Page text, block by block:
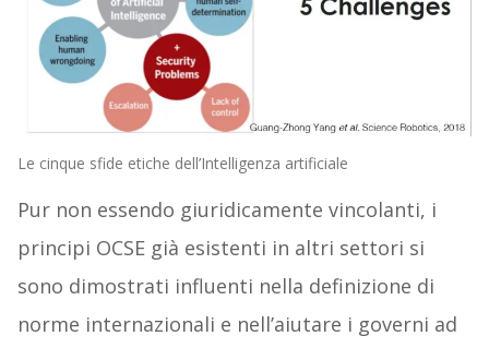
Le cinque sfide etiche dell’Intelligenza artificiale
Pur non essendo giuridicamente vincolanti, i
principi OCSE già esistenti in altri settori si
sono dimostrati influenti nella definizione di
norme internazionali e nell’aiutare i governi ad